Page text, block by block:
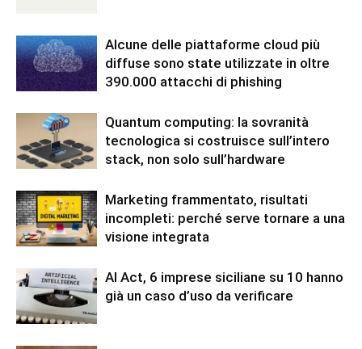
Alcune delle piattaforme cloud più
diffuse sono state utilizzate in oltre
390.000 attacchi di phishing
Quantum computing: la sovranità
tecnologica si costruisce sull’intero
stack, non solo sull’hardware
Marketing frammentato, risultati
incompleti: perché serve tornare a una
visione integrata
AI Act, 6 imprese siciliane su 10 hanno
già un caso d’uso da verificare